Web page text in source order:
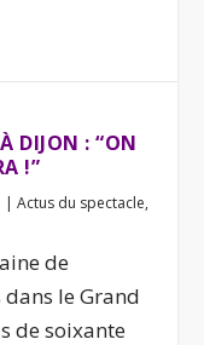
DIJON : “ON
!”
|Actus du spectacle,
de
dans le Grand
de soixante